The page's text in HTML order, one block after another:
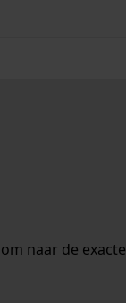
naar de exacte